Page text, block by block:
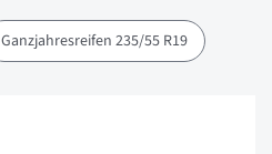
Ganzjahresreifen 235/55 R19